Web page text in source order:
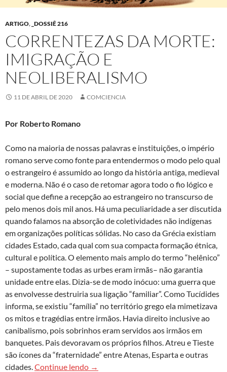
ARTIGO, _DOSSIÊ 216
CORRENTEZAS DA MORTE:
IMIGRAÇÃO E
NEOLIBERALISMO
11 DE ABRIL DE 2020 COMCIENCIA
Por Roberto Romano
Como na maioria de nossas palavras e instituições, o império
romano serve como fonte para entendermos o modo pelo qual
o estrangeiro é assumido ao longo da história antiga, medieval
e moderna. Não é o caso de retomar agora todo o fio lógico e
social que define a recepção ao estrangeiro no transcurso de
pelo menos dois mil anos. Há uma peculiaridade a ser discutida
quando falamos na absorção de coletividades não indígenas
em organizações políticas sólidas. No caso da Grécia existiam
cidades Estado, cada qual com sua compacta formação étnica,
cultural e política. O elemento mais amplo do termo “helênico”
– supostamente todas as urbes eram irmãs– não garantia
unidade entre elas. Dizia-se de modo inócuo: uma guerra que
as envolvesse destruiria sua ligação “familiar”. Como Tucídides
informa, se existiu “família” no território grego ela mimetizava
os mitos e tragédias entre irmãos. Havia direito inclusive ao
canibalismo, pois sobrinhos eram servidos aos irmãos em
banquetes. Pais devoravam os próprios filhos. Atreu e Tieste
são ícones da “fraternidade” entre Atenas, Esparta e outras
cidades.Continue lendo Correntezas da morte: imigração e
→